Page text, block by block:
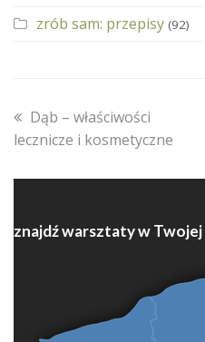
zrób sam: przepisy (92)
previous
post:
Dąb – właściwości
lecznicze i kosmetyczne
znajdź warsztaty w